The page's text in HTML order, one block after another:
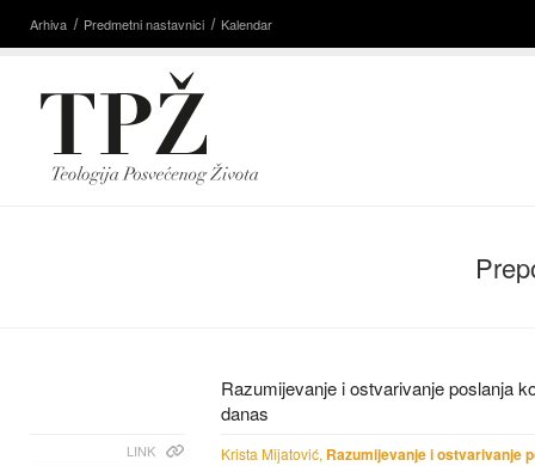
Arhiva Predmetni nastavnici Kalendar
Razumijevanje i ostvarivanje poslanja
danas
LINK Krista Mijatović, Razumijevanje i ostvarivanje